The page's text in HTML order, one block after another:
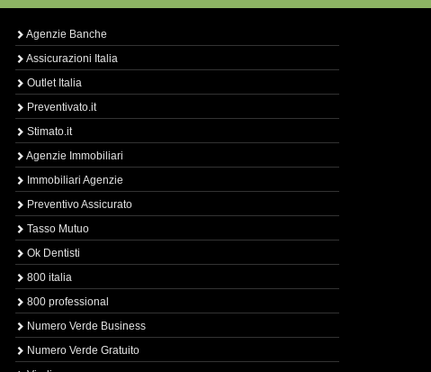
Agenzie Banche
Assicurazioni Italia
Outlet Italia
Preventivato.it
Stimato.it
Agenzie Immobiliari
Immobiliari Agenzie
Preventivo Assicurato
Tasso Mutuo
Ok Dentisti
800 italia
800 professional
Numero Verde Business
Numero Verde Gratuito